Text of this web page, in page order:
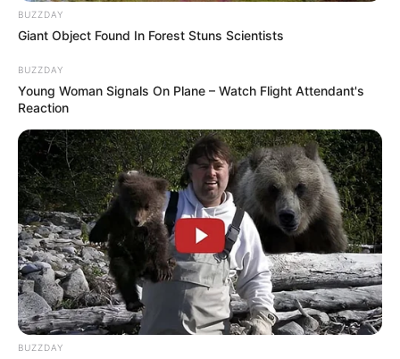
BUZZDAY
Giant Object Found In Forest Stuns Scientists
BUZZDAY
Young Woman Signals On Plane – Watch Flight Attendant's
Reaction
BUZZDAY